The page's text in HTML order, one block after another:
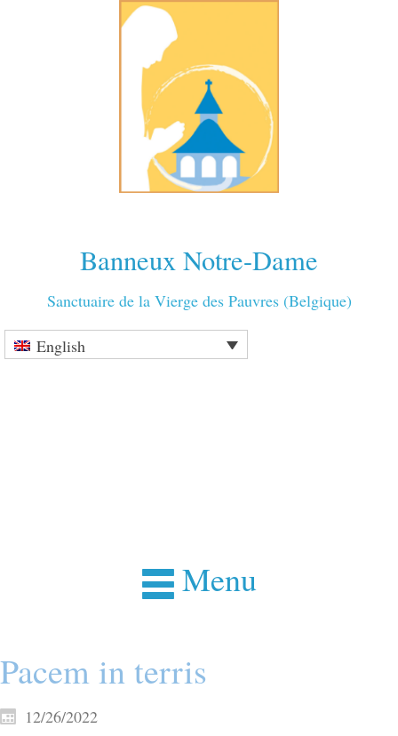
Banneux Notre-Dame
Sanctuaire de la Vierge des Pauvres (Belgique)
English
Menu
Pacem in terris
12/26/2022